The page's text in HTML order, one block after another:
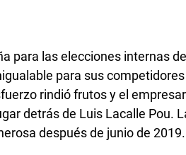
para las elecciones internas
para sus
rindió frutos y el
detrás de Luis Lacalle Pou.
después de junio de 2019.